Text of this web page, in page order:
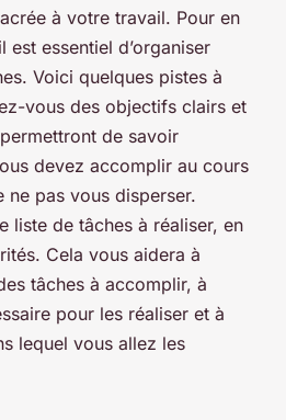
à votre travail. Pour en
essentiel d’organiser
Voici quelques pistes à
vous des objectifs clairs et
de savoir
devez accomplir au cours
pas vous disperser.
liste de tâches à réaliser, en
Cela vous aidera à
tâches à accomplir, à
pour les réaliser et à
lequel vous allez les